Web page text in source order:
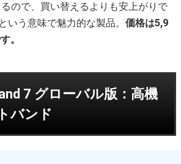
ので、買い替えるよりも安上がりで
いう意味で魅力的な製品。価格は5,9
。
7 グローバル版：高機
バンド